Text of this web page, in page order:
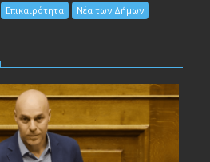
Επικαιρότητα Νέα των Δήμων